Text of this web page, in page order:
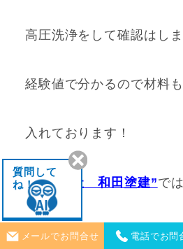
高圧洗浄をして確認はし
経験値で分かるので材料
入れております！
”株式会社 和田塗建”で
断して
メールでお問合せ 電話でお問
質問して
ね！